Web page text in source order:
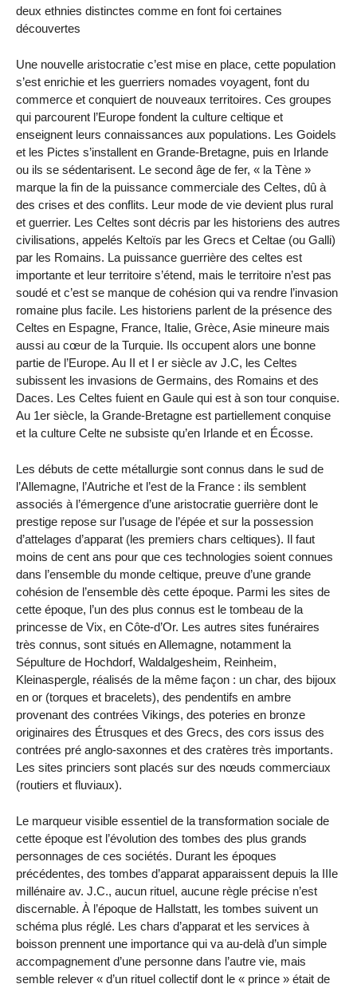
deux ethnies distinctes comme en font foi certaines
découvertes
Une nouvelle aristocratie c’est mise en place, cette population
s’est enrichie et les guerriers nomades voyagent, font du
commerce et conquiert de nouveaux territoires. Ces groupes
qui parcourent l’Europe fondent la culture celtique et
enseignent leurs connaissances aux populations. Les Goidels
et les Pictes s’installent en Grande-Bretagne, puis en Irlande
ou ils se sédentarisent. Le second âge de fer, « la Tène »
marque la fin de la puissance commerciale des Celtes, dû à
des crises et des conflits. Leur mode de vie devient plus rural
et guerrier. Les Celtes sont décris par les historiens des autres
civilisations, appelés Keltoïs par les Grecs et Celtae (ou Galli)
par les Romains. La puissance guerrière des celtes est
importante et leur territoire s’étend, mais le territoire n’est pas
soudé et c’est se manque de cohésion qui va rendre l’invasion
romaine plus facile. Les historiens parlent de la présence des
Celtes en Espagne, France, Italie, Grèce, Asie mineure mais
aussi au cœur de la Turquie. Ils occupent alors une bonne
partie de l’Europe. Au II et I er siècle av J.C, les Celtes
subissent les invasions de Germains, des Romains et des
Daces. Les Celtes fuient en Gaule qui est à son tour conquise.
Au 1er siècle, la Grande-Bretagne est partiellement conquise
et la culture Celte ne subsiste qu’en Irlande et en Écosse.
Les débuts de cette métallurgie sont connus dans le sud de
l’Allemagne, l’Autriche et l’est de la France : ils semblent
associés à l’émergence d’une aristocratie guerrière dont le
prestige repose sur l’usage de l’épée et sur la possession
d’attelages d’apparat (les premiers chars celtiques). Il faut
moins de cent ans pour que ces technologies soient connues
dans l’ensemble du monde celtique, preuve d’une grande
cohésion de l’ensemble dès cette époque. Parmi les sites de
cette époque, l’un des plus connus est le tombeau de la
princesse de Vix, en Côte-d’Or. Les autres sites funéraires
très connus, sont situés en Allemagne, notamment la
Sépulture de Hochdorf, Waldalgesheim, Reinheim,
Kleinaspergle, réalisés de la même façon : un char, des bijoux
en or (torques et bracelets), des pendentifs en ambre
provenant des contrées Vikings, des poteries en bronze
originaires des Étrusques et des Grecs, des cors issus des
contrées pré anglo-saxonnes et des cratères très importants.
Les sites princiers sont placés sur des nœuds commerciaux
(routiers et fluviaux).
Le marqueur visible essentiel de la transformation sociale de
cette époque est l’évolution des tombes des plus grands
personnages de ces sociétés. Durant les époques
précédentes, des tombes d’apparat apparaissent depuis la IIIe
millénaire av. J.C., aucun rituel, aucune règle précise n’est
discernable. À l’époque de Hallstatt, les tombes suivent un
schéma plus réglé. Les chars d’apparat et les services à
boisson prennent une importance qui va au-delà d’un simple
accompagnement d’une personne dans l’autre vie, mais
semble relever « d’un rituel collectif dont le « prince » était de